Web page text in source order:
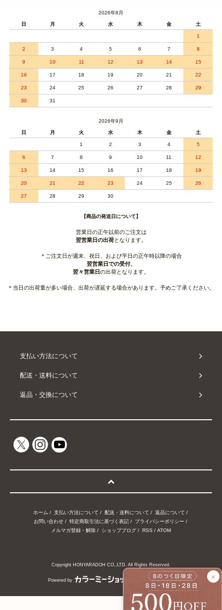
2026年8月
日 月 火 水 木 金 土
1
2 3 4 5 6 7 8
9 10 11 12 13 14 15
16 17 18 19 20 21 22
23 24 25 26 27 28 29
30 31
2026年9月
日 月 火 水 木 金 土
1 2 3 4 5
6 7 8 9 10 11 12
13 14 15 16 17 18 19
20 21 22 23 24 25 26
27 28 29 30
【商品の発送日について】
営業日の正午以前のご注文は
翌営業日の出荷となります。
＊ご注文日が週末、祝日、および平日の正午時以降の場合
翌営業日での受付、
翌々営業日の出荷となります。
＊当日の出荷量が多い場合、出荷が遅延する場合があります。予めご了承ください。
×
支払い方法について
配送・送料について
返品・交換について
ホーム / 支払い方法について / 配送・送料について / 返品について /
お問い合わせ/ 特定商取引法に基づく表記/ プライバシーポリシー /
メルマガ登録・解除 / ショップブログ / RSS / ATOM
Copyright HONYARADOH CO.,LTD. All Rights Reserved.
Powered by